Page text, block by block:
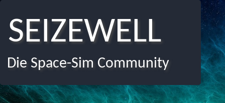
SEIZEWELL
Die Space-Sim Community